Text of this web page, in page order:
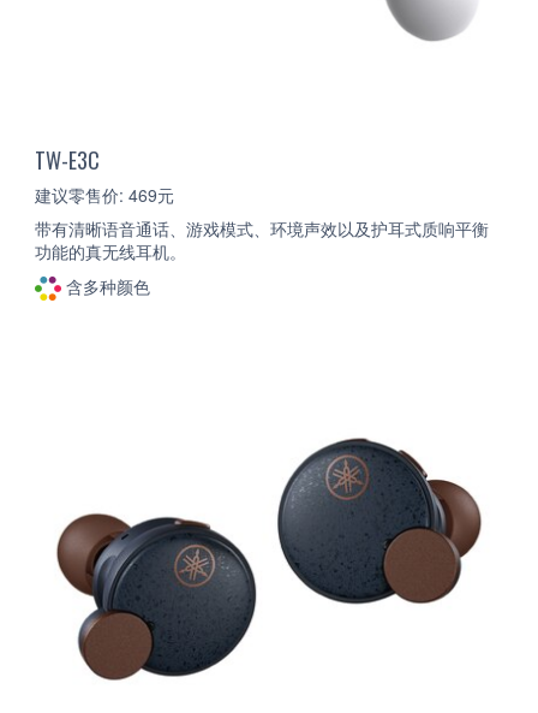
TW-E3C
建议零售价: 469元
带有清晰语音通话、游戏模式、环境声效以及护耳式质响平衡
功能的真无线耳机。
含多种颜色